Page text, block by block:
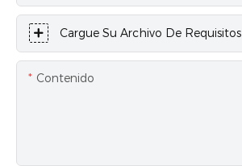
Cargue Su Archivo De Requisitos
Contenido